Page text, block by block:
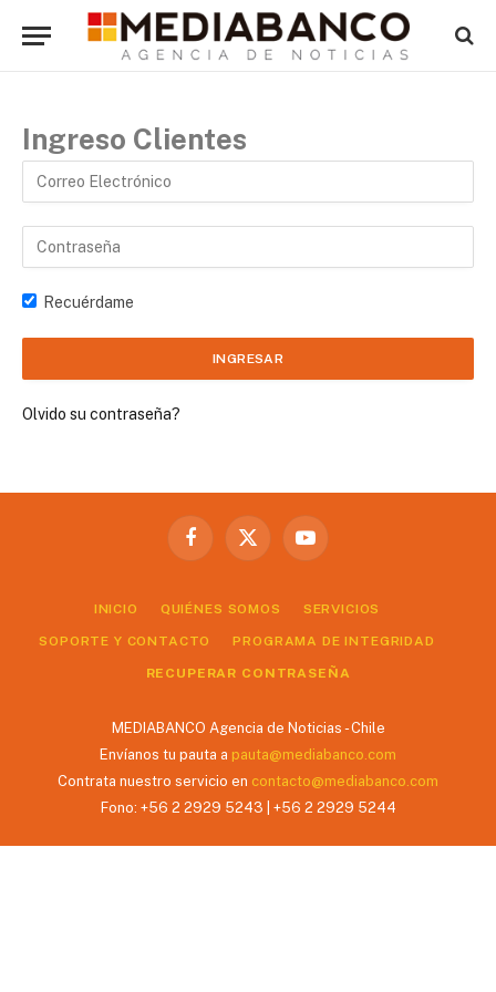
Ingreso Clientes
Recuérdame
Olvido su contraseña?
Facebook
X
YouTube
INICIO QUIÉNES SOMOS SERVICIOS
SOPORTE Y CONTACTO PROGRAMA DE INTEGRIDAD
RECUPERAR CONTRASEÑA
MEDIABANCO Agencia de Noticias - Chile
Envíanos tu pauta a pauta@mediabanco.com
Contrata nuestro servicio en contacto@mediabanco.com
Fono: +56 2 2929 5243 | +56 2 2929 5244